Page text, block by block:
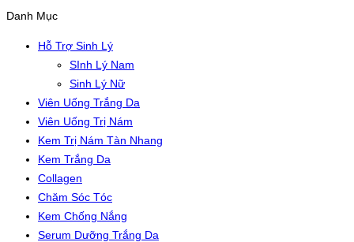
Danh Mục
Hỗ Trợ Sinh Lý
SInh Lý Nam
Sinh Lý Nữ
Viên Uống Trắng Da
Viên Uống Trị Nám
Kem Trị Nám Tàn Nhang
Kem Trắng Da
Collagen
Chăm Sóc Tóc
Kem Chống Nắng
Serum Dưỡng Trắng Da